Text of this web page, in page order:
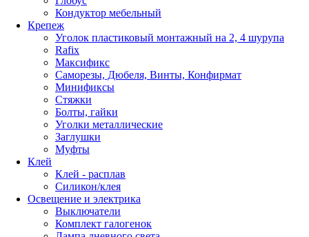
Кондуктор мебельный
Крепеж
Уголок пластиковый монтажный на 2, 4 шурупа
Rafix
Максификс
Саморезы, Дюбеля, Винты, Конфирмат
Минификсы
Стяжки
Болты, гайки
Уголки металлические
Заглушки
Муфты
Клей
Клей - расплав
Силикон/клея
Освещение и электрика
Выключатели
Комплект галогенок